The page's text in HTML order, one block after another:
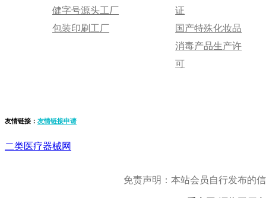
健字号源头工厂
包装印刷工厂
证
国产特殊化妆品
消毒产品生产许
可
友情链接： 友情链接申请
二类医疗器械网
免责声明：本站会员自行发布的